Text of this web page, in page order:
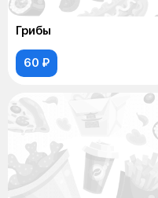
Грибы
60 ₽